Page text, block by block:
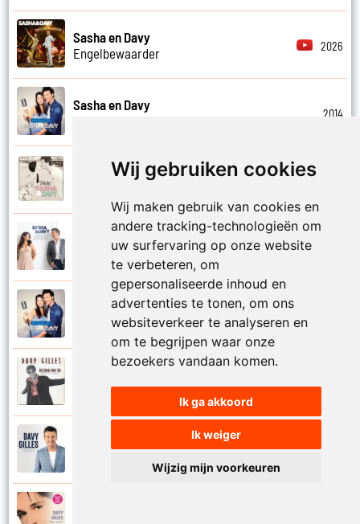
Wij gebruiken cookies
Wij maken gebruik van cookies en
andere tracking-technologieën om
uw surfervaring op onze website
te verbeteren, om
gepersonaliseerde inhoud en
advertenties te tonen, om ons
websiteverkeer te analyseren en
om te begrijpen waar onze
bezoekers vandaan komen.
Ik ga akkoord
Ik weiger
Wijzig mijn voorkeuren
Sasha en Davy
Engelbewaarder
2026
Sasha en Davy
2014
Sasha en Davy
Sasha en Davy
Geloof jij in mij
Sasha en Davy
Heel de wereld een
Helemaal van jou